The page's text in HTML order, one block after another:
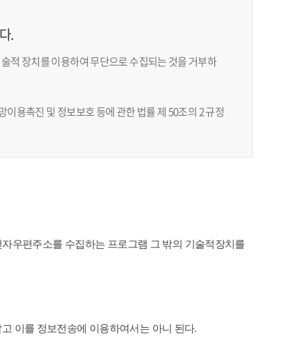
.
적 장치를 이용하여 무단으로 수집되는 것을 거부하
용촉진 및 정보보호 등에 관한 법률 제 50조의 2 규정
우편주소를 수집하는 프로그램 그 밖의 기술적장치를
이를 정보전송에 이용하여서는 아니 된다.